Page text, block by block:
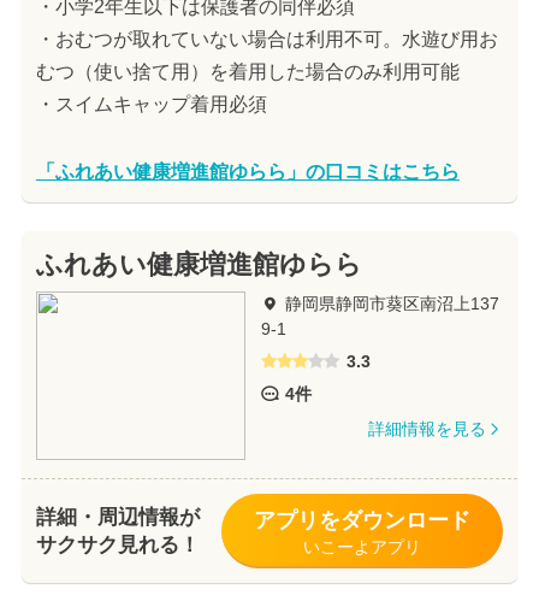
・小学2年生以下は保護者の同伴必須
・おむつが取れていない場合は利用不可。水遊び用お
むつ（使い捨て用）を着用した場合のみ利用可能
・スイムキャップ着用必須
「ふれあい健康増進館ゆらら」の口コミはこちら
ふれあい健康増進館ゆらら
静岡県静岡市葵区南沼上137
9-1
3.3
4件
詳細情報を見る
詳細・周辺情報が
サクサク見れる！
アプリをダウンロード
いこーよアプリ